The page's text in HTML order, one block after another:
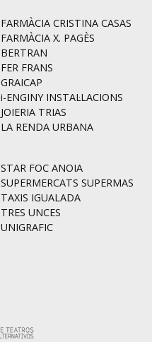
FARMÀCIA CRISTINA CASAS
FARMÀCIA X. PAGÈS
BERTRAN
FER FRANS
GRAICAP
i-ENGINY INSTAL·LACIONS
JOIERIA TRIAS
LA RENDA URBANA
STAR FOC ANOIA
SUPERMERCATS SUPERMAS
TAXIS IGUALADA
TRES UNCES
UNIGRAFIC